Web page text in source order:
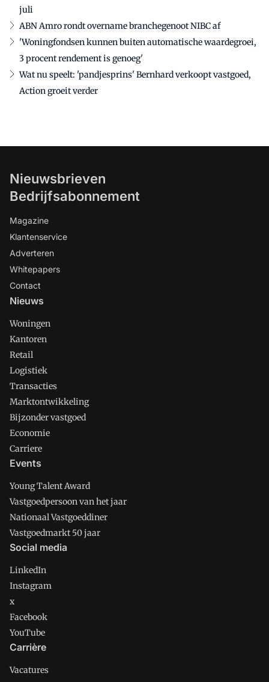
juli
ABN Amro rondt overname branchegenoot NIBC af
'Woningfondsen kunnen buiten automatische waardegroei,
3 procent rendement is genoeg'
Wat nu speelt: 'pandjesprins' Bernhard verkoopt vastgoed,
Action groeit verder
Nieuwsbrieven
Bedrijfsabonnement
Magazine
Klantenservice
Adverteren
Whitepapers
Contact
Nieuws
Woningen
Kantoren
Retail
Logistiek
Transacties
Marktontwikkeling
Bijzonder vastgoed
Economie
Carriere
Events
Young Talent Award
Vastgoedpersoon van het jaar
Nationaal Vastgoeddiner
Vastgoedmarkt 50 jaar
Social media
LinkedIn
Instagram
x
Facebook
YouTube
Carrière
Vacatures